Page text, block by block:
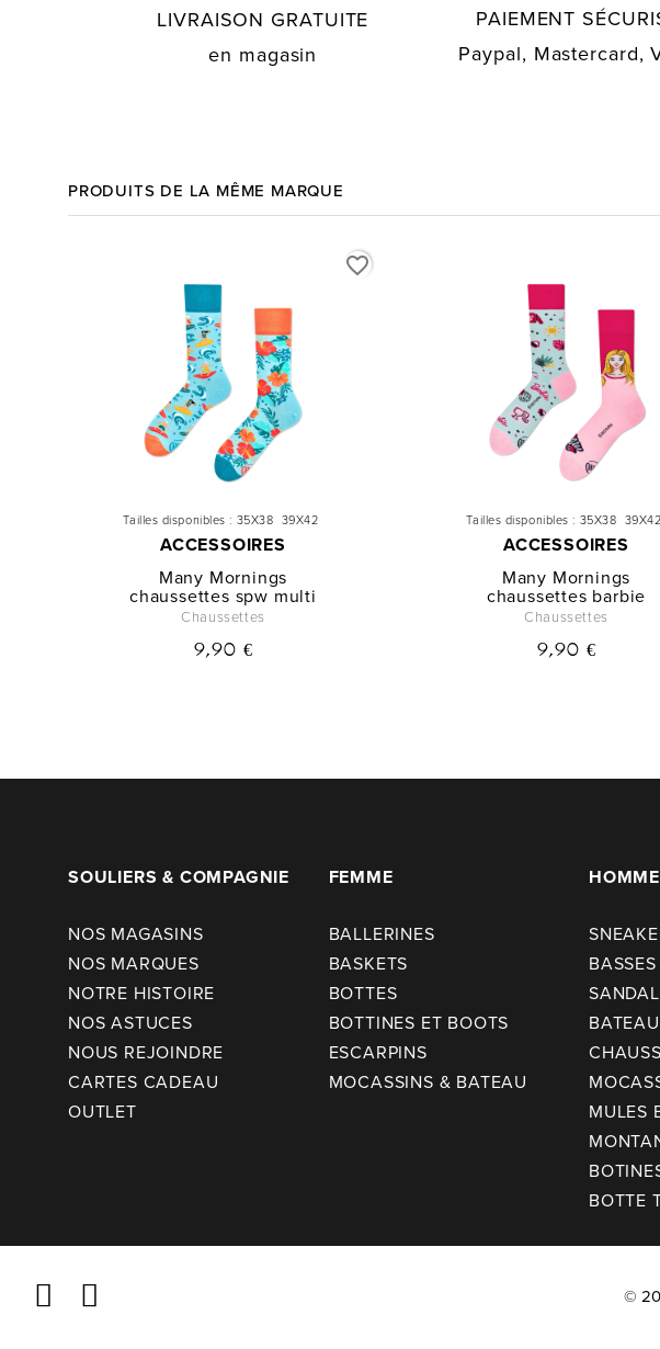
LIVRAISON GRATUITE
en magasin
PAIEMENT
Paypal, Mastercard,
PRODUITS DE LA MÊME MARQUE
Tailles disponibles : 35X38 39X42
ACCESSOIRES
Many Mornings
chaussettes spw multi
Chaussettes
9,90 €
favorite_border
Tailles disponibles : 35X38 39X42
ACCESSOIRES
Many Mornings
chaussettes barbie
Chaussettes
9,90 €
SOULIERS & COMPAGNIE
NOS MAGASINS
NOS MARQUES
NOTRE HISTOIRE
NOS ASTUCES
NOUS REJOINDRE
CARTES CADEAU
OUTLET
FEMME
BALLERINES
BASKETS
BOTTES
BOTTINES ET BOOTS
ESCARPINS
MOCASSINS & BATEAU
HOMME
BATEAU
MULES
BOTTE
©